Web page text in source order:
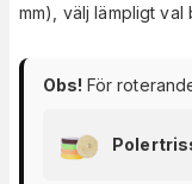
mm), välj lämpligt
Obs! För